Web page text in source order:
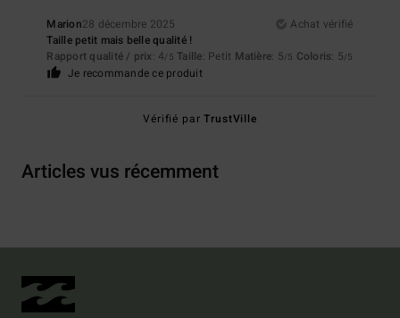
Marion28 décembre 2025
Achat vérifié
Taille petit mais belle qualité !
Rapport qualité / prix: 4/5 Taille: Petit Matière: 5/5 Coloris: 5/5
Je recommande ce produit
Vérifié parTrustVille
Articles vus récemment